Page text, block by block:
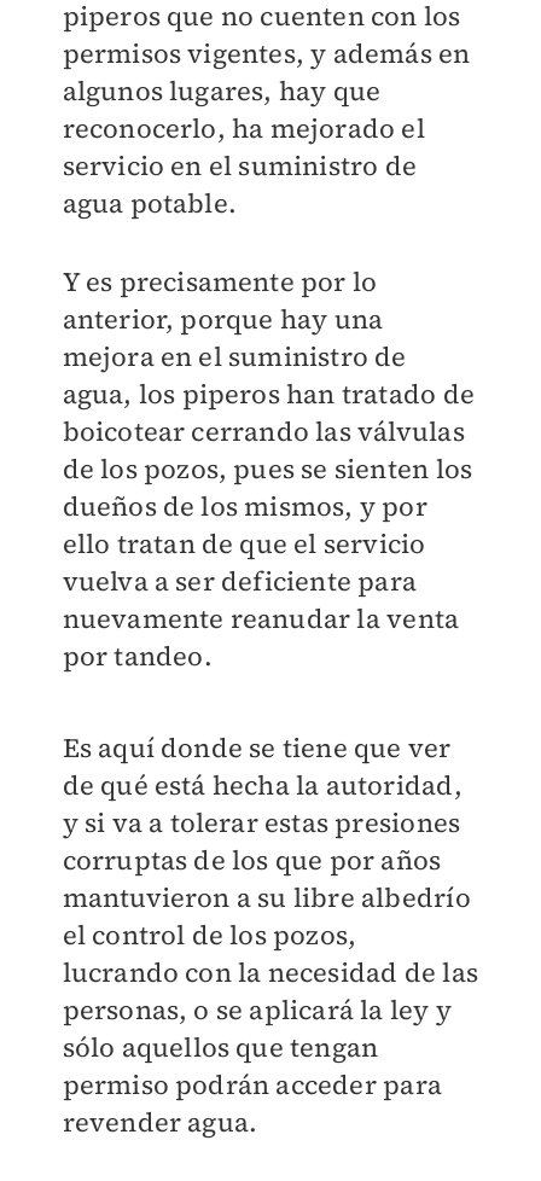
piperos que no cuenten con los
permisos vigentes, y además en
algunos lugares, hay que
reconocerlo, ha mejorado el
servicio en el suministro de
agua potable.
Y es precisamente por lo
anterior, porque hay una
mejora en el suministro de
agua, los piperos han tratado de
boicotear cerrando las válvulas
de los pozos, pues se sienten los
dueños de los mismos, y por
ello tratan de que el servicio
vuelva a ser deficiente para
nuevamente reanudar la venta
por tandeo.
Es aquí donde se tiene que ver
de qué está hecha la autoridad,
y si va a tolerar estas presiones
corruptas de los que por años
mantuvieron a su libre albedrío
el control de los pozos,
lucrando con la necesidad de las
personas, o se aplicará la ley y
sólo aquellos que tengan
permiso podrán acceder para
revender agua.